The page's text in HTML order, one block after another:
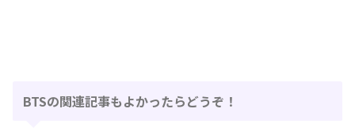
BTSの関連記事もよかったらどうぞ！